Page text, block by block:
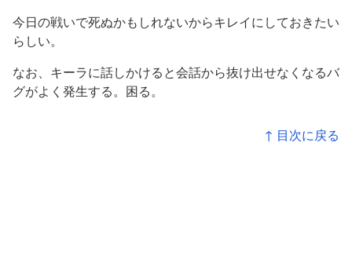
今日の戦いで死ぬかもしれないからキレイにしておきたい
らしい。
なお、キーラに話しかけると会話から抜け出せなくなるバ
グがよく発生する。困る。
↑ 目次に戻る